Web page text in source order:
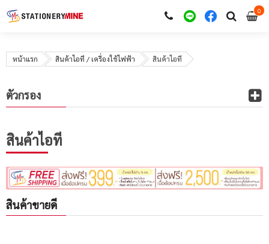
00
หน้าแรก สินค้าไอที / เครื่องใช้ไฟฟ้า สินค้าไอที
สินค้าไอที
สินค้าขายดี
ตัวกรอง